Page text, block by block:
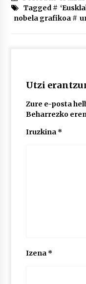
Tagged #
nobela grafikoa#
Utzi
Zure e-posta
Beharrezko
Iruzkina *
Izena *